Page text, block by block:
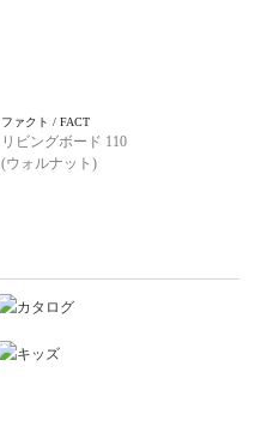
ファクト / FACT
リビングボード 110
(ウォルナット)